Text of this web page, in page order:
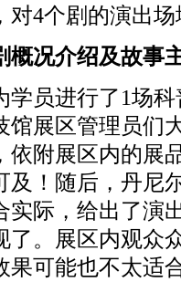
对4个剧的演出
概况介绍及故事
员进行了1场科
馆展区管理员们
依附展区内的展
及！随后，丹尼
实际，给出了演
了。展区内观众
果可能也不太适